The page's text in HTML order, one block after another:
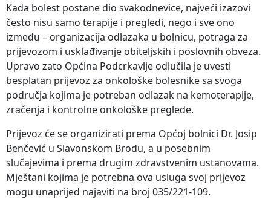
Kada bolest postane dio svakodnevice, najveći izazovi
često nisu samo terapije i pregledi, nego i sve ono
između – organizacija odlazaka u bolnicu, potraga za
prijevozom i usklađivanje obiteljskih i poslovnih obveza.
Upravo zato Općina Podcrkavlje odlučila je uvesti
besplatan prijevoz za onkološke bolesnike sa svoga
područja kojima je potreban odlazak na kemoterapije,
zračenja i kontrolne onkološke preglede.
Prijevoz će se organizirati prema Općoj bolnici Dr. Josip
Benčević u Slavonskom Brodu, a u posebnim
slučajevima i prema drugim zdravstvenim ustanovama.
Mještani kojima je potrebna ova usluga svoj prijevoz
mogu unaprijed najaviti na broj 035/221-109.